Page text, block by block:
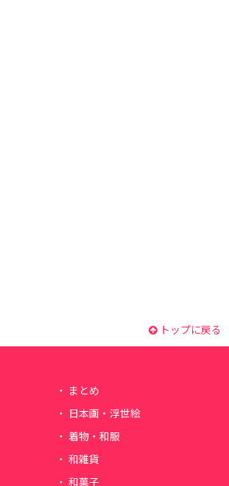
トップに戻る
まとめ
日本画・浮世絵
着物・和服
和雑貨
和菓子